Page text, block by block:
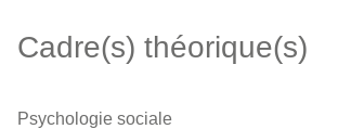
Cadre(s) théorique(s)
Psychologie sociale